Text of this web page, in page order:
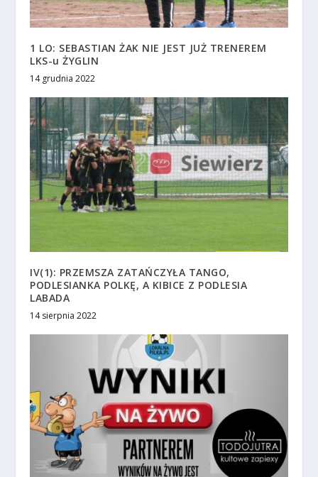
1 LO: SEBASTIAN ŻAK NIE JEST JUŻ TRENEREM
LKS-u ŻYGLIN
14 grudnia 2022
IV(1): PRZEMSZA ZATAŃCZYŁA TANGO,
PODLESIANKA POLKĘ, A KIBICE Z PODLESIA
LABADA
14 sierpnia 2022